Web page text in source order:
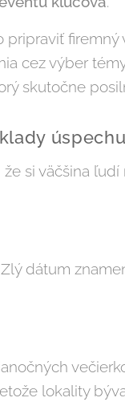
pripraviť
cez výber
skutočne
úspechu
si väčšina
dátum
lokality